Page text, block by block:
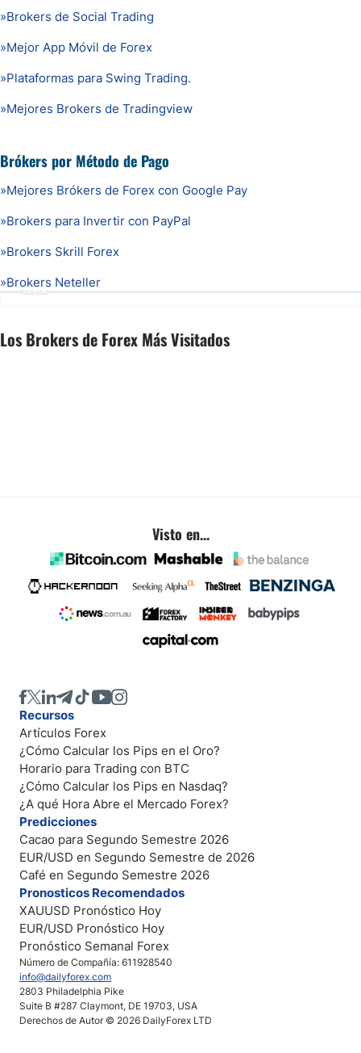
»Brokers de Social Trading
»Mejor App Móvil de Forex
»Plataformas para Swing Trading.
»Mejores Brokers de Tradingview
Brókers por Método de Pago
»Mejores Brókers de Forex con Google Pay
»Brokers para Invertir con PayPal
»Brokers Skrill Forex
»Brokers Neteller
Publicidad
Los Brokers de Forex Más Visitados
Visto en...
Número de Compañía: 611928540
info@dailyforex.com
2803 Philadelphia Pike
Suite B #287 Claymont, DE 19703, USA
Derechos de Autor © 2026 DailyForex LTD
Recursos
Artículos Forex
¿Cómo Calcular los Pips en el Oro?
Horario para Trading con BTC
¿Cómo Calcular los Pips en Nasdaq?
¿A qué Hora Abre el Mercado Forex?
Predicciones
Cacao para Segundo Semestre 2026
EUR/USD en Segundo Semestre de 2026
Café en Segundo Semestre 2026
Pronosticos Recomendados
XAUUSD Pronóstico Hoy
EUR/USD Pronóstico Hoy
Pronóstico Semanal Forex